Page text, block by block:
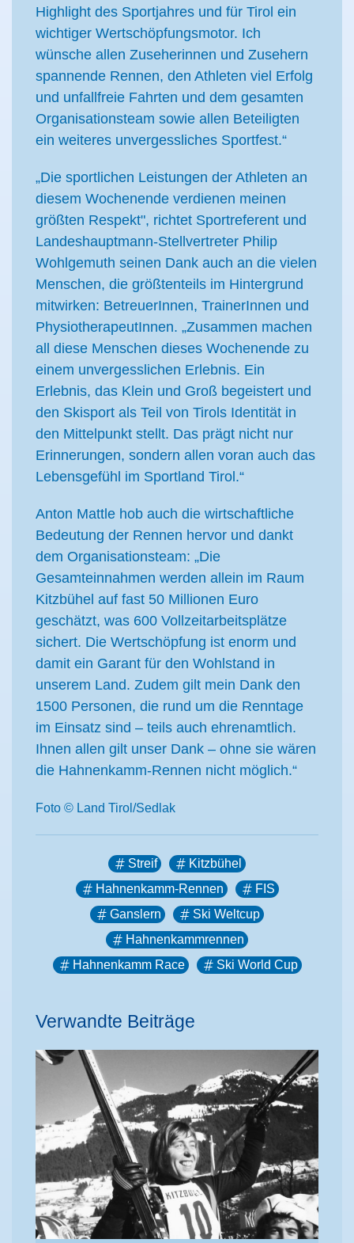
Highlight des Sportjahres und für Tirol ein
wichtiger Wertschöpfungsmotor. Ich
wünsche allen Zuseherinnen und Zusehern
spannende Rennen, den Athleten viel Erfolg
und unfallfreie Fahrten und dem gesamten
Organisationsteam sowie allen Beteiligten
ein weiteres unvergessliches Sportfest.“
„Die sportlichen Leistungen der Athleten an
diesem Wochenende verdienen meinen
größten Respekt", richtet Sportreferent und
Landeshauptmann-Stellvertreter Philip
Wohlgemuth seinen Dank auch an die vielen
Menschen, die größtenteils im Hintergrund
mitwirken: BetreuerInnen, TrainerInnen und
PhysiotherapeutInnen. „Zusammen machen
all diese Menschen dieses Wochenende zu
einem unvergesslichen Erlebnis. Ein
Erlebnis, das Klein und Groß begeistert und
den Skisport als Teil von Tirols Identität in
den Mittelpunkt stellt. Das prägt nicht nur
Erinnerungen, sondern allen voran auch das
Lebensgefühl im Sportland Tirol.“
Anton Mattle hob auch die wirtschaftliche
Bedeutung der Rennen hervor und dankt
dem Organisationsteam: „Die
Gesamteinnahmen werden allein im Raum
Kitzbühel auf fast 50 Millionen Euro
geschätzt, was 600 Vollzeitarbeitsplätze
sichert. Die Wertschöpfung ist enorm und
damit ein Garant für den Wohlstand in
unserem Land. Zudem gilt mein Dank den
1500 Personen, die rund um die Renntage
im Einsatz sind – teils auch ehrenamtlich.
Ihnen allen gilt unser Dank – ohne sie wären
die Hahnenkamm-Rennen nicht möglich.“
Foto © Land Tirol/Sedlak
Streif
Kitzbühel
Hahnenkamm-Rennen
FIS
Ganslern
Ski Weltcup
Hahnenkammrennen
Hahnenkamm Race
Ski World Cup
Verwandte Beiträge